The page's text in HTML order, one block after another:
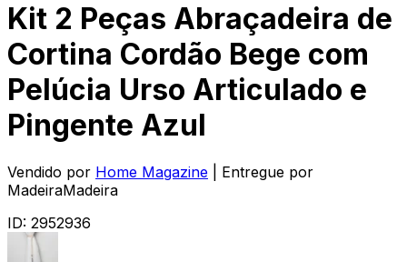
Kit 2 Peças Abraçadeira de
Cortina Cordão Bege com
Pelúcia Urso Articulado e
Pingente Azul
Vendido por Home Magazine
| Entregue por
MadeiraMadeira
ID: 2952936